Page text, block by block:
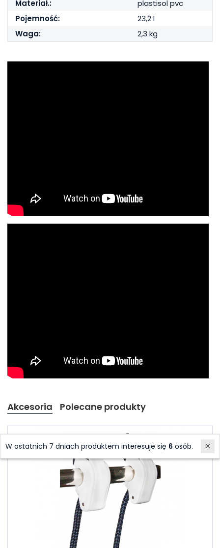
Materiał.:
plastisol pvc
Pojemność:
23,2 l
Waga:
2,3 kg
Akcesoria Polecane produkty
W ostatnich 7 dniach produktem interesuje się 6 osób.